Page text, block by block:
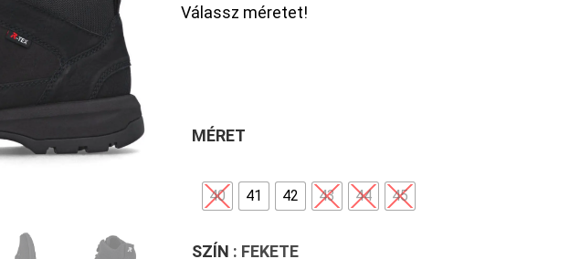
Válassz méretet!
MÉRET
40 41 42 43 44 45
SZÍN : FEKETE